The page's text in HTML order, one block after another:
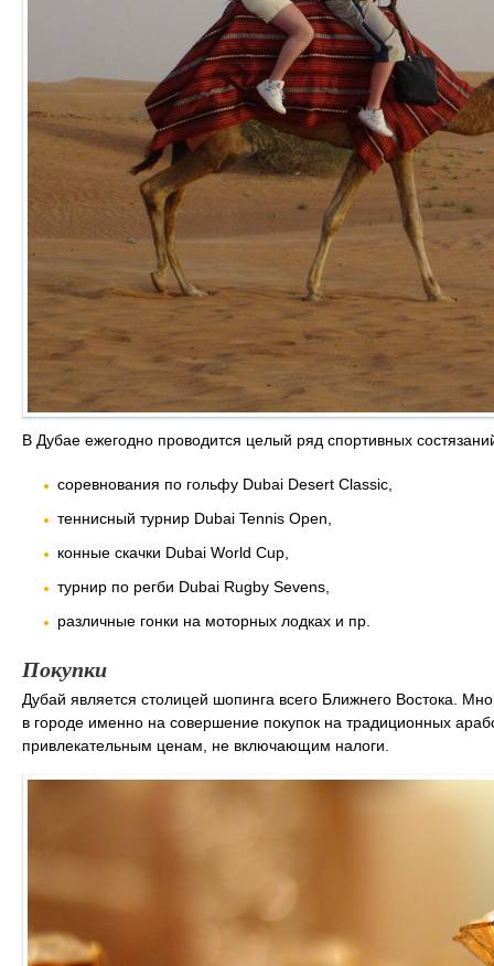
В Дубае ежегодно проводится целый ряд спортивных
соревнования по гольфу Dubai Desert Classic,
теннисный турнир Dubai Tennis Open,
конные скачки Dubai World Cup,
турнир по регби Dubai Rugby Sevens,
различные гонки на моторных лодках и пр.
Покупки
Дубай является столицей шопинга всего Ближнего Востока.
в городе именно на совершение покупок на традиционных
привлекательным ценам, не включающим налоги.